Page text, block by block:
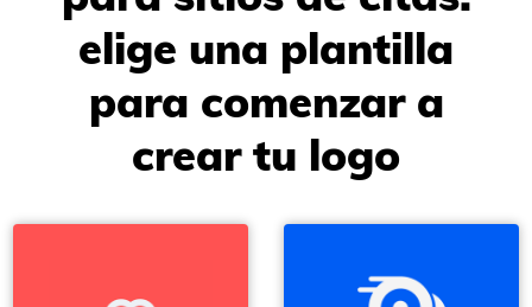
elige una plantilla
para comenzar a
crear tu logo